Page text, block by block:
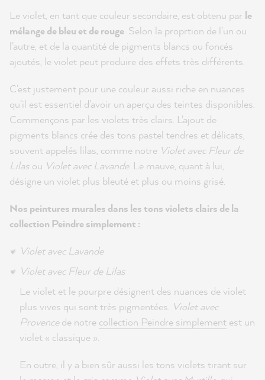
Le violet, en tant que couleur secondaire, est obtenu par le
mélange de bleu et de rouge. Selon la proprtion de l'un ou
l'autre, et de la quantité de pigments blancs ou foncés
ajoutés, le violet peut produire des effets très différents.
C'est justement pour une couleur aussi riche en nuances
qu'il est essentiel d'avoir un aperçu des teintes disponibles.
Commençons par les violets très clairs. L'ajout de
pigments blancs crée des tons pastel tendres et délicats,
souvent appelés lilas, comme notre Violet avec Fleur de
Lilas ou Violet avec Lavande. Le mauve, quant à lui,
désigne un violet plus bleuté et plus ou moins grisé.
Nos peintures murales dans les tons violets clairs de la
collection Peindre simplement :
Violet avec Lavande
Violet avec Fleur de Lilas
Le violet et le pourpre désignent des nuances de violet
plus vives qui sont très pigmentées. Violet avec
Provencede notre collection Peindre simplement est un
violet « classique ».
En outre, il y a bien sûr aussi les tons violets tirant sur